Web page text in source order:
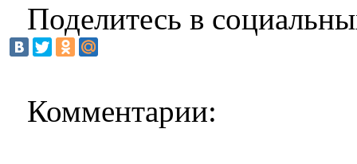
Поделитесь в
Комментарии: